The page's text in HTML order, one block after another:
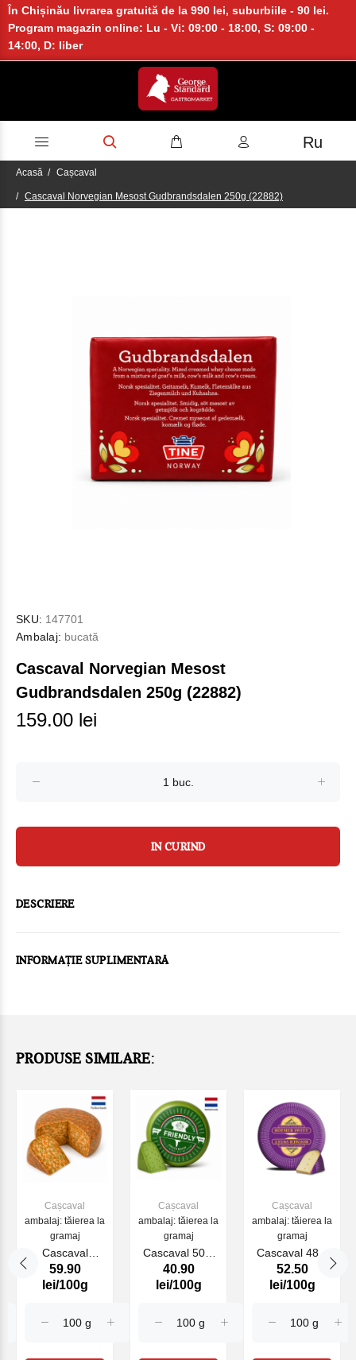
În Chișinău livrarea gratuită de la 990 lei, suburbiile - 90 lei.
Program magazin online: Lu - Vi: 09:00 - 18:00, S: 09:00 -
14:00, D: liber
Ru
Acasă Cașcaval
Cascaval Norvegian Mesost Gudbrandsdalen 250g (22882)
SKU: 147701
Ambalaj: bucată
Cascaval Norvegian Mesost
Gudbrandsdalen 250g (22882)
159.00 lei
IN CURIND
DESCRIERE
INFORMAȚIE SUPLIMENTARĂ
PRODUSE SIMILARE:
Cașcaval
ambalaj: tăierea la
gramaj
Cascaval
Ruscello Life
59.90
lei/100g
Cașcaval
ambalaj: tăierea la
gramaj
Cascaval 50%
Cow Green
Pesto Farm
40.90
lei/100g
Cașcaval
ambalaj: tăierea la
gramaj
Cascaval 48%
Gouda Roemer
Sweet (30124)
52.50
lei/100g